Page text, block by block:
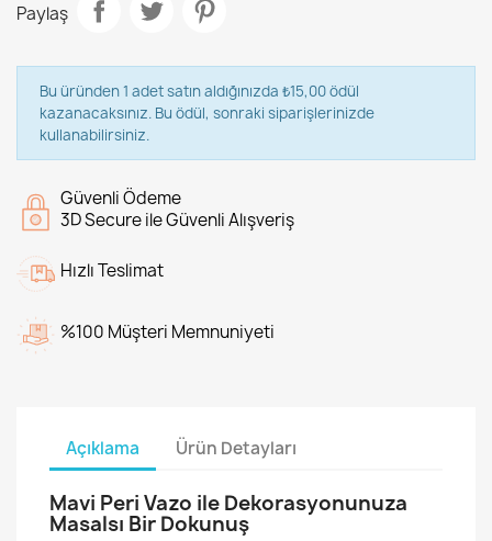
Paylaş
Bu üründen 1 adet satın aldığınızda ₺15,00 ödül
kazanacaksınız. Bu ödül, sonraki siparişlerinizde
kullanabilirsiniz.
Güvenli Ödeme
3D Secure ile Güvenli Alışveriş
Hızlı Teslimat
%100 Müşteri Memnuniyeti
Açıklama Ürün Detayları
Mavi Peri Vazo ile Dekorasyonunuza
Masalsı Bir Dokunuş